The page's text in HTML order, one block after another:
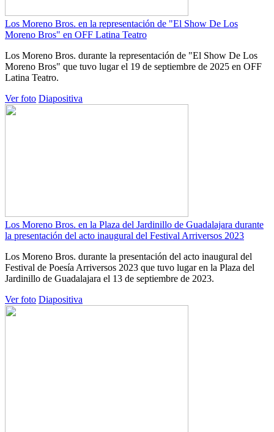
Los Moreno Bros. en la representación de "El Show De Los
Moreno Bros" en OFF Latina Teatro
Los Moreno Bros. durante la representación de "El Show De Los
Moreno Bros" que tuvo lugar el 19 de septiembre de 2025 en OFF
Latina Teatro.
Ver foto Diapositiva
Los Moreno Bros. en la Plaza del Jardinillo de Guadalajara durante
la presentación del acto inaugural del Festival Arriversos 2023
Los Moreno Bros. durante la presentación del acto inaugural del
Festival de Poesía Arriversos 2023 que tuvo lugar en la Plaza del
Jardinillo de Guadalajara el 13 de septiembre de 2023.
Ver foto Diapositiva